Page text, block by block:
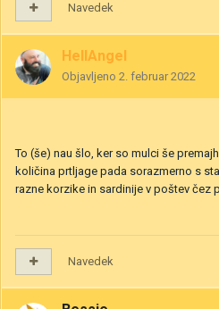
Navedek
HellAngel
Objavljeno 2. februar 2022
To (še) nau šlo, ker so mulci še
količina prtljage pada sorazmerno s
razne korzike in sardinije v poštev čez
Navedek